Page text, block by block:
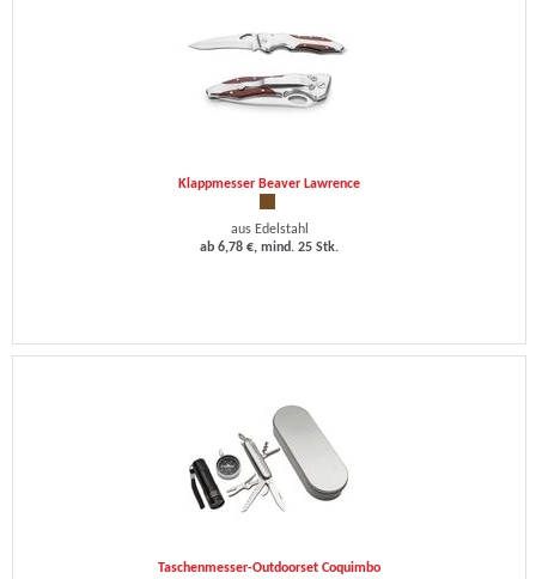
Klappmesser Beaver Lawrence
aus Edelstahl
ab 6,78 €, mind. 25 Stk.
Taschenmesser-Outdoorset Coquimbo